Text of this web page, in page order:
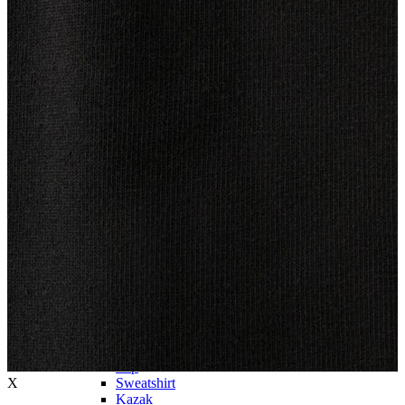
Trenchcoat
Kadın
Kadın
Öne Çıkanlar
Öne Çıkanlar
Yaz Ürünleri
İndirimdekiler
Giyim
Giyim
Jean Pantolon
Pantolon
T-shirt
Şort
Top
Sweatshirt
Kazak
X